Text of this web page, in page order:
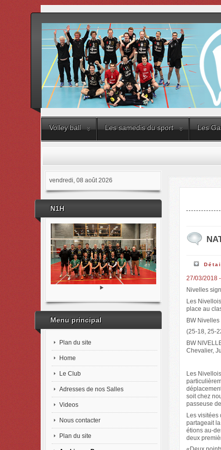
Volley ball Les samedis du sport Les
vendredi, 08 août 2026
N1H
Menu principal
Plan du site
Home
Le Club
Adresses de nos Salles
Videos
Nous contacter
Plan du site
27/03/2018
Nivelles
Les
place au
BW
(25-18, 25-
BW
Chevalier,
Les
soit chez
passeuse
Les visitées
partageait
étions au-
deux